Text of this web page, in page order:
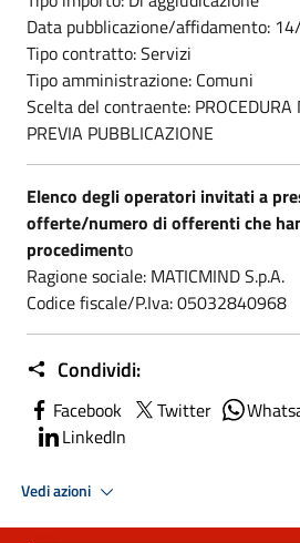
Data pubblicazione/affidamento:
Tipo contratto: Servizi
Tipo amministrazione: Comuni
Scelta del contraente: PROCEDURA
PREVIA PUBBLICAZIONE
Elenco degli operatori invitati a
offerte/numero di offerenti che
procedimento
Ragione sociale: MATICMIND S.p.A.
Codice fiscale/P.Iva: 05032840968
Condividi:
Facebook Twitter
LinkedIn
Vedi azioni